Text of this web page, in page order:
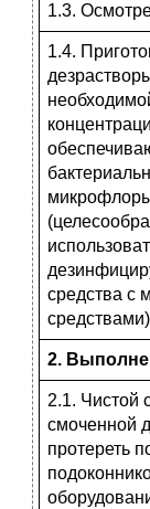
1.3.
1.4.
средства с
2.
2.1. Чистой
смоченной
протереть